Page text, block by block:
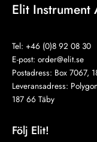
Elit Instrument
Tel: +46 (0)8 92 08 30
E-post: order@elit.se
Postadress: Box 7067,
Leveransadress:
187 66 Täby
Följ Elit!